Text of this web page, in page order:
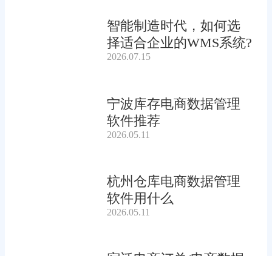
智能制造时代，如何选
择适合企业的WMS系统?
2026.07.15
宁波库存电商数据管理
软件推荐
2026.05.11
杭州仓库电商数据管理
软件用什么
2026.05.11